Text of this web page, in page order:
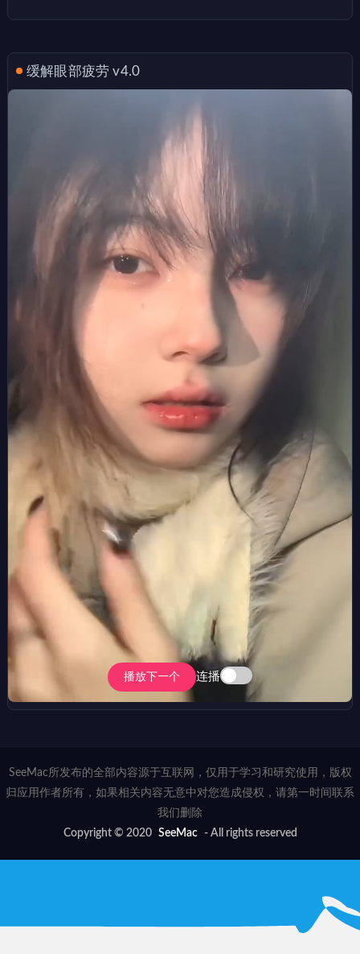
缓解眼部疲劳 v4.0
播放下一个 连播
SeeMac所发布的全部内容源于互联网，仅用于学习和研究使用，版权
归应用作者所有，如果相关内容无意中对您造成侵权，请第一时间联系
我们删除
Copyright © 2020 SeeMac - All rights reserved